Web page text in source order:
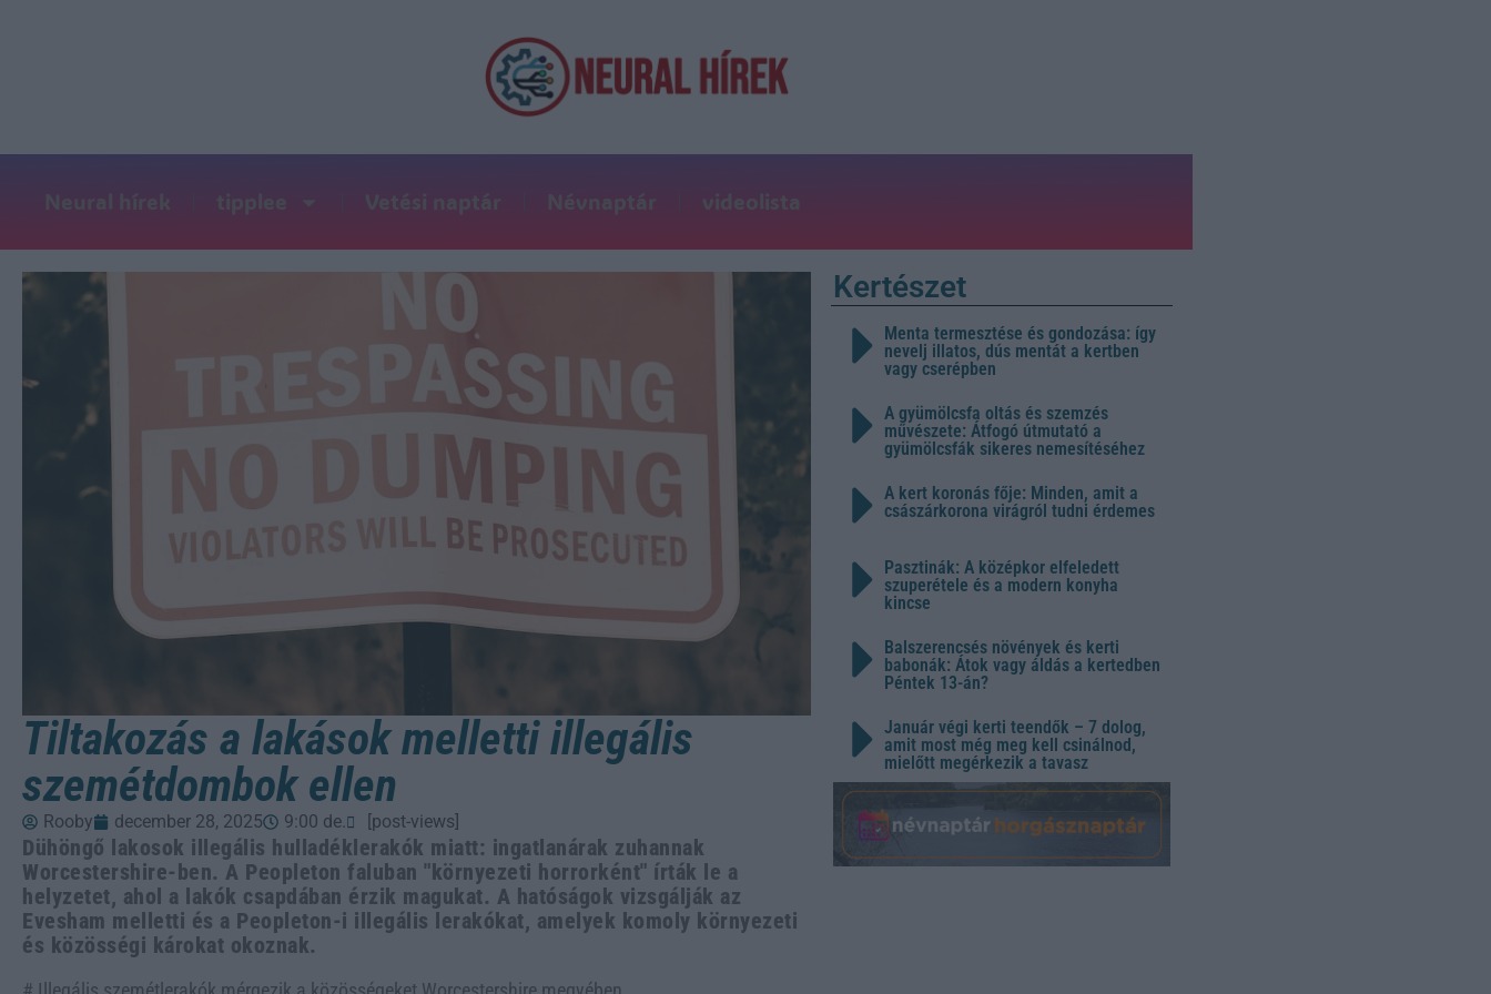
Neural hírek tipplee Vetési naptár Névnaptár videolista
Tiltakozás a lakások melletti illegális
szemétdombok ellen
Rooby december 28, 2025 9:00 de. [post-views]
Dühöngő lakosok illegális hulladéklerakók miatt: ingatlanárak zuhannak
Worcestershire-ben. A Peopleton faluban "környezeti horrorként" írták le a
helyzetet, ahol a lakók csapdában érzik magukat. A hatóságok vizsgálják az
Evesham melletti és a Peopleton-i illegális lerakókat, amelyek komoly környezeti
és közösségi károkat okoznak.
Kertészet
Menta termesztése és gondozása: így
nevelj illatos, dús mentát a kertben
vagy cserépben
A gyümölcsfa oltás és szemzés
művészete: Átfogó útmutató a
gyümölcsfák sikeres nemesítéséhez
A kert koronás fője: Minden, amit a
császárkorona virágról tudni érdemes
Pasztinák: A középkor elfeledett
szuperétele és a modern konyha
kincse
Balszerencsés növények és kerti
babonák: Átok vagy áldás a kertedben
Péntek 13-án?
Január végi kerti teendők – 7 dolog,
amit most még meg kell csinálnod,
mielőtt megérkezik a tavasz